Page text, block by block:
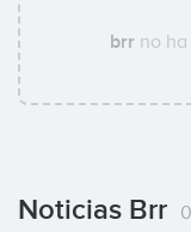
brr no
Noticias Brr 0